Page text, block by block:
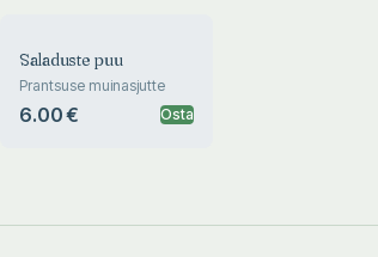
Saladuste puu
Prantsuse muinasjutte
6.00 € Osta